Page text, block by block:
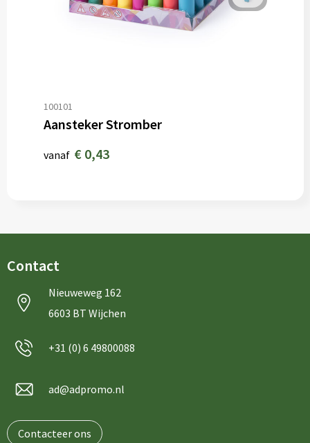
100101
Aansteker Stromber
vanaf € 0,43
Contact
Nieuweweg 162
6603 BT Wijchen
+31 (0) 6 49800088
ad@adpromo.nl
Contacteer ons